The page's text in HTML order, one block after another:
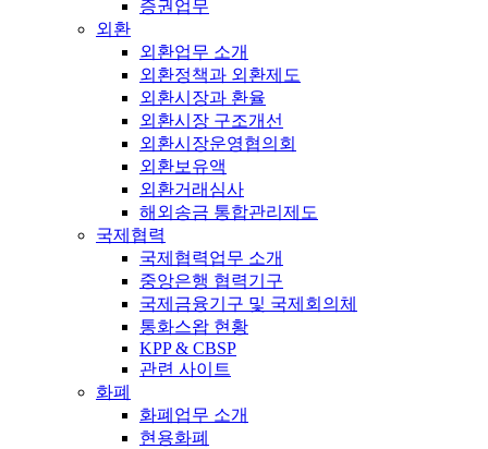
증권업무
외환
외환업무 소개
외환정책과 외환제도
외환시장과 환율
외환시장 구조개선
외환시장운영협의회
외환보유액
외환거래심사
해외송금 통합관리제도
국제협력
국제협력업무 소개
중앙은행 협력기구
국제금융기구 및 국제회의체
통화스왑 현황
KPP & CBSP
관련 사이트
화폐
화폐업무 소개
현용화폐